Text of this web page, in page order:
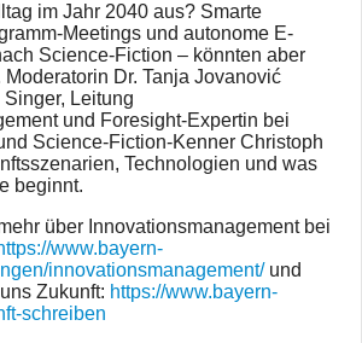
im Jahr 2040 aus? Smarte
Meetings und autonome E-
Science-Fiction – könnten aber
Dr. Tanja Jovanović
Leitung
und Foresight-Expertin bei
Science-Fiction-Kenner Christoph
Technologien und was
beginnt.
über Innovationsmanagement bei
www.bayern-
innovationsmanagement/und
Zukunft: https://www.bayern-
schreiben